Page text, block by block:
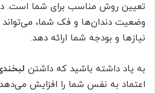
تعیین روش مناسب برای شما است.
وضعیت دندان‌ها و فک شما، می‌تواند
نیازها و بودجه شما ارائه دهد.
به یاد داشته باشید که داشتن
اعتماد به نفس شما را افزایش